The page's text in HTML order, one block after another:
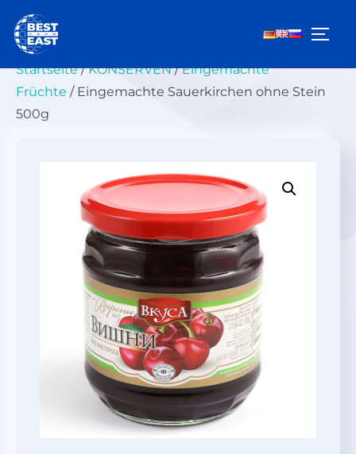
Inhalt
springen
Startseite/KONSERVEN/Eingemachte
Früchte / Eingemachte Sauerkirchen ohne Stein
500g